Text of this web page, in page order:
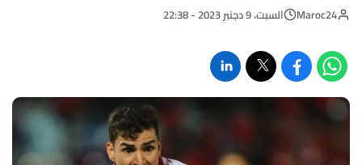
Maroc24 السبت، 9 دجنبر 2023 - 22:38